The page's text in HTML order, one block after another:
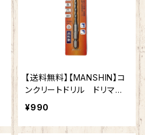
【送料無料】【MANSHIN】コ
ンクリートドリル ドリマ
ル 4.5mm 六角軸 陶
ク モルタル インパクト
¥990